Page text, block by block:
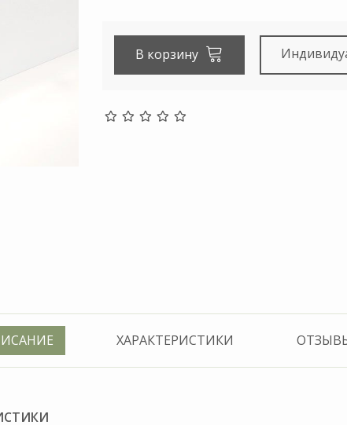
В корзину
ХАРАКТЕРИСТИКИ